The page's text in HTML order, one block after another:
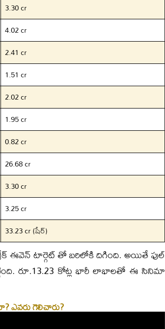
3.30 cr
4.02 cr
2.41 cr
1.51 cr
2.02 cr
1.95 cr
0.82 cr
26.68 cr
3.30 cr
3.25 cr
33.23 cr (షేర్)
బ్రేక్ ఈవెన్ టార్గెట్ తో బరిలోకి దిగింది. అయితే ఫుల్
రూ.13.23 కోట్ల భారీ లాభాలతో ఈ సినిమా
ఎవరు గెలిచారు?